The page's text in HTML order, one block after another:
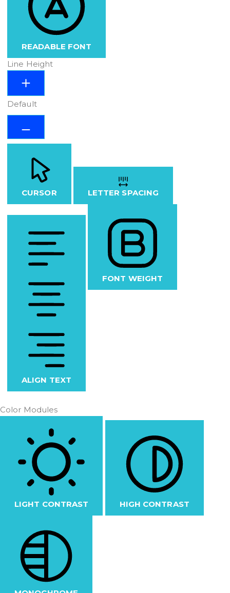
READABLE FONT
Line Height
Default
CURSOR LETTER SPACING
ALIGN TEXT
FONT WEIGHT
Color Modules
LIGHT CONTRAST HIGH CONTRAST